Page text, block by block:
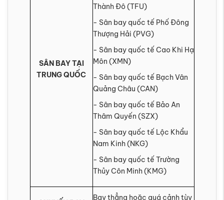
SÂN BAY TẠI
TRUNG QUỐC
Thành Đô (TFU)
- Sân bay quốc tế Phố Đông
Thượng Hải (PVG)
- Sân bay quốc tế Cao Khi Hạ
Môn (XMN)
- Sân bay quốc tế Bạch Vân
Quảng Châu (CAN)
- Sân bay quốc tế Bảo An
Thâm Quyến (SZX)
- Sân bay quốc tế Lộc Khẩu
Nam Kinh (NKG)
- Sân bay quốc tế Trường
Thủy Côn Minh (KMG)
Bay thẳng hoặc quá cảnh tùy